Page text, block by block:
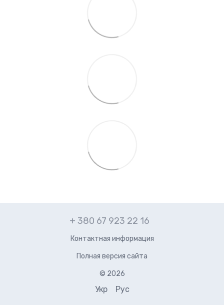
+ 380 67 923 22 16
Контактная информация
Полная версия сайта
© 2026
Укр Рус